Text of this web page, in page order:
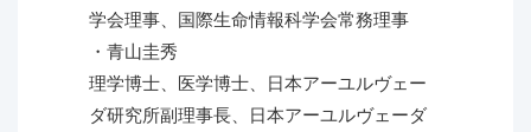
学会理事、国際生命情報科学会常務理事
・青山圭秀
理学博士、医学博士、日本アーユルヴェー
ダ研究所副理事長、日本アーユルヴェーダ